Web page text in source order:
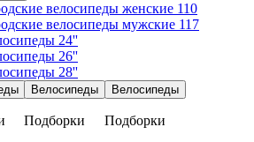
велосипеды женские 110
велосипеды мужские 117
24''
26''
28''
Велосипеды
Подборки
Велосипеды
Подборки